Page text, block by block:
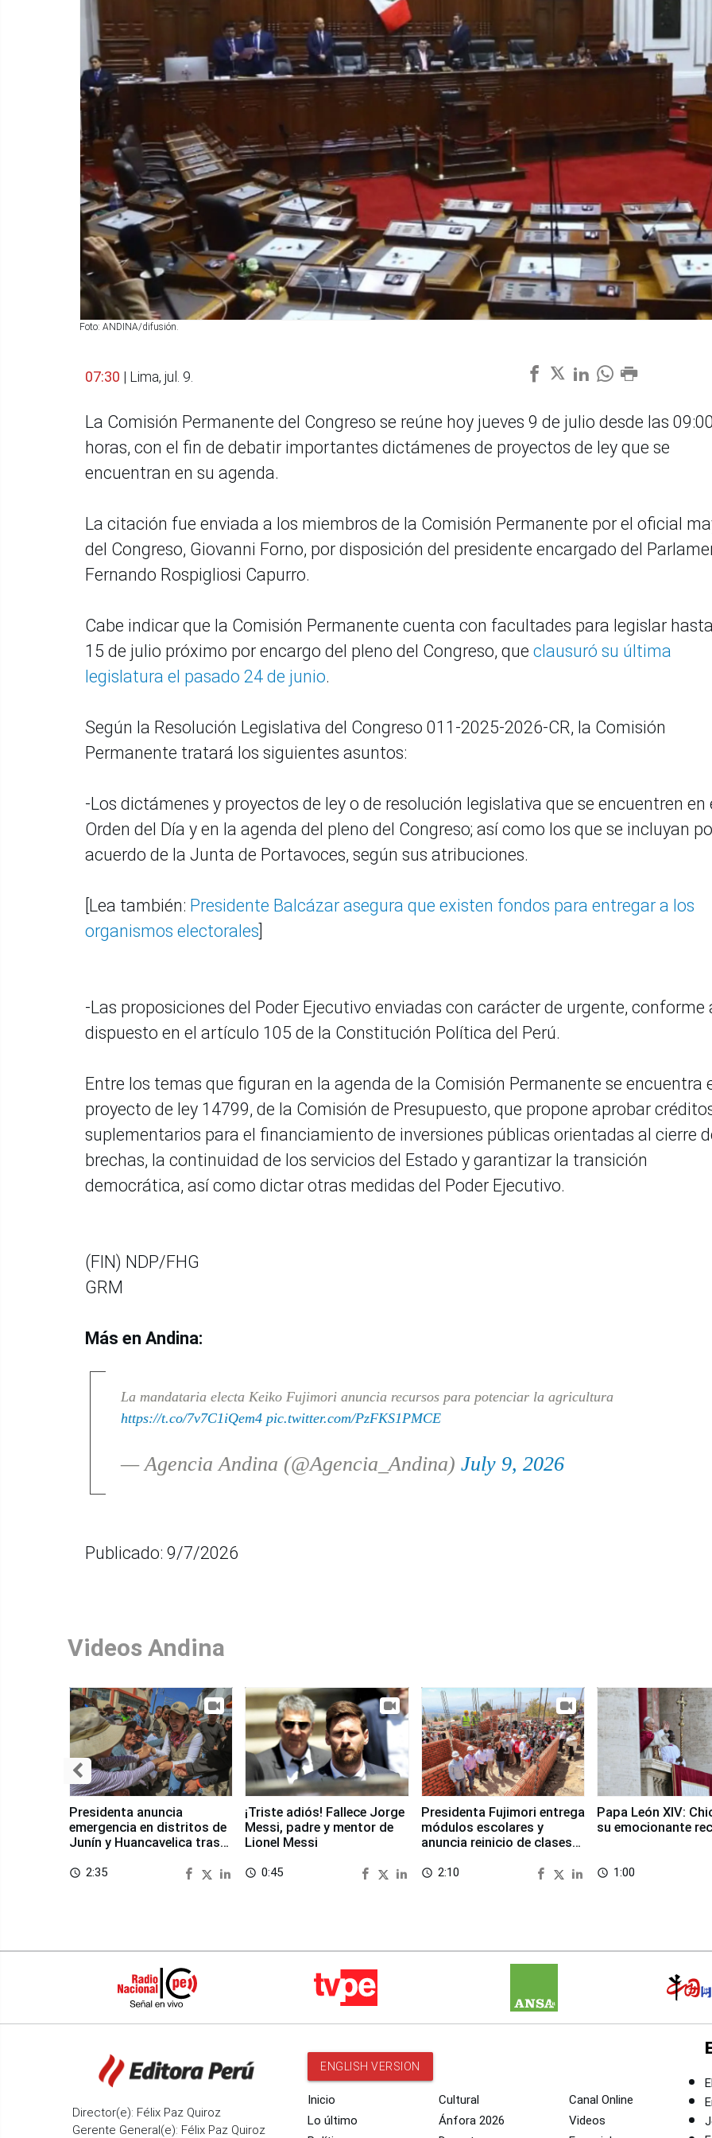
Foto: ANDINA/difusión.
07:30 | Lima, jul. 9.
La Comisión Permanente del Congreso se reúne hoy jueves 9 de julio desde las 09:00
horas, con el fin de debatir importantes dictámenes de proyectos de ley que se
encuentran en su agenda.
La citación fue enviada a los miembros de la Comisión Permanente por el oficial
del Congreso, Giovanni Forno, por disposición del presidente encargado del
Fernando Rospigliosi Capurro.
Cabe indicar que la Comisión Permanente cuenta con facultades para legislar
15 de julio próximo por encargo del pleno del Congreso, que clausuró su última
legislatura el pasado 24 de junio.
Según la Resolución Legislativa del Congreso 011-2025-2026-CR, la Comisión
Permanente tratará los siguientes asuntos:
-Los dictámenes y proyectos de ley o de resolución legislativa que se encuentren en
Orden del Día y en la agenda del pleno del Congreso; así como los que se incluyan
acuerdo de la Junta de Portavoces, según sus atribuciones.
[Lea también: Presidente Balcázar asegura que existen fondos para entregar a los
organismos electorales]
-Las proposiciones del Poder Ejecutivo enviadas con carácter de urgente, conforme
dispuesto en el artículo 105 de la Constitución Política del Perú.
Entre los temas que figuran en la agenda de la Comisión Permanente se encuentra
proyecto de ley 14799, de la Comisión de Presupuesto, que propone aprobar
suplementarios para el financiamiento de inversiones públicas orientadas al cierre
brechas, la continuidad de los servicios del Estado y garantizar la transición
democrática, así como dictar otras medidas del Poder Ejecutivo.
(FIN) NDP/FHG
GRM
Más en Andina:
La mandataria electa Keiko Fujimori anuncia recursos para potenciar la agricultura
https://t.co/7v7C1iQem4 pic.twitter.com/PzFKS1PMCE
— Agencia Andina (@Agencia_Andina) July 9, 2026
Publicado: 9/7/2026
Videos Andina
Presidenta anuncia
emergencia en distritos de
Junín y Huancavelica tras
access_time 2:35
¡Triste adiós! Fallece Jorge
Messi, padre y mentor de
Lionel Messi
access_time 0:45
Presidenta Fujimori entrega
módulos escolares y
anuncia reinicio de clases
access_time 2:10
Papa León XIV:
su emocionante
access_time 1:00
Director(e): Félix Paz Quiroz
Gerente General(e): Félix Paz Quiroz
ENGLISH VERSION
Inicio
Lo último
Cultural
Ánfora 2026
Canal Online
Videos